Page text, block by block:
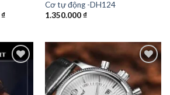
₫Giá
1.250.000 ₫.
Cơ tự động -DH124
1.350.000₫
Add to
Add to